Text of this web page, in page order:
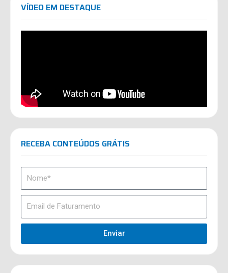
VÍDEO EM DESTAQUE
RECEBA CONTEÚDOS GRÁTIS
Enviar